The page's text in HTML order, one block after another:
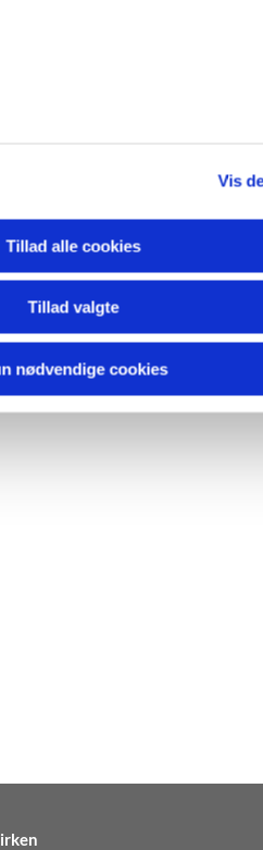
Vis
Tillad alle cookies
Tillad valgte
nødvendige cookies